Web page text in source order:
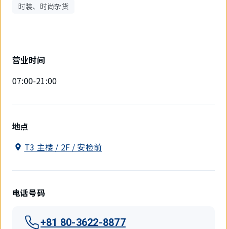
时装、时尚杂货
营业时间
07:00-21:00
地点
T3 主楼 / 2F / 安检前
电话号码
+81 80-3622-8877